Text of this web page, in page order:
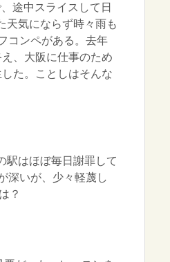
途中スライスして日
天気にならず時々雨も
コンペがある。去年
、大阪に仕事のため
た。ことしはそんな
駅はほぼ毎日謝罪して
深いが、少々軽蔑し
？